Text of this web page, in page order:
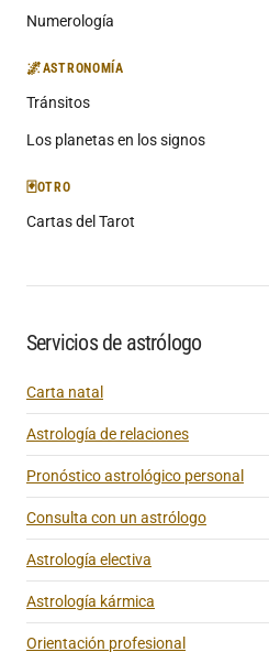
Numerología
🌌ASTRONOMÍA
Tránsitos
Los planetas en los signos
🃏OTRO
Cartas del Tarot
Servicios de astrólogo
Carta natal
Astrología de relaciones
Pronóstico astrológico personal
Consulta con un astrólogo
Astrología electiva
Astrología kármica
Orientación profesional